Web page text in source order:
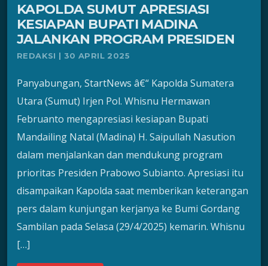
KAPOLDA SUMUT APRESIASI
KESIAPAN BUPATI MADINA
JALANKAN PROGRAM PRESIDEN
REDAKSI | 30 APRIL 2025
Panyabungan, StartNews â€“ Kapolda Sumatera
Utara (Sumut) Irjen Pol. Whisnu Hermawan
Februanto mengapresiasi kesiapan Bupati
Mandailing Natal (Madina) H. Saipullah Nasution
dalam menjalankan dan mendukung program
prioritas Presiden Prabowo Subianto. Apresiasi itu
disampaikan Kapolda saat memberikan keterangan
pers dalam kunjungan kerjanya ke Bumi Gordang
Sambilan pada Selasa (29/4/2025) kemarin. Whisnu
[…]